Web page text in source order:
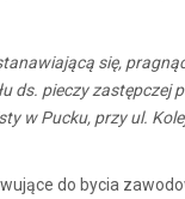
się,
ds. pieczy zastępczej
w Pucku, przy ul.
do bycia